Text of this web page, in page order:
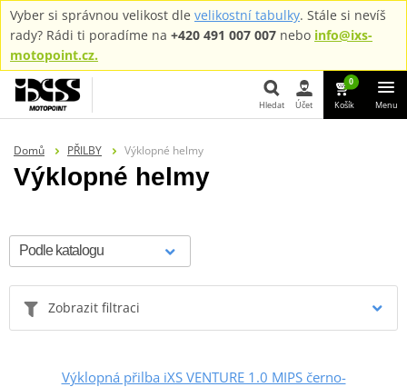
Vyber si správnou velikost dle velikostní tabulky. Stále si nevíš
rady? Rádi ti poradíme na +420 491 007 007 nebo info@ixs-
motopoint.cz.
Hledat Účet
0
Košík Menu
Domů PŘILBY Výklopné helmy
Výklopné helmy
Zobrazit filtraci
Výklopná přilba iXS VENTURE 1.0 MIPS černo-